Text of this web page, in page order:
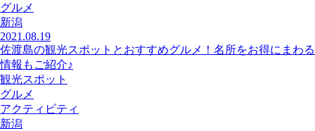
グルメ
新潟
2021.08.19
佐渡島の観光スポットとおすすめグルメ！名所をお得にまわる
情報もご紹介♪
観光スポット
グルメ
アクティビティ
新潟